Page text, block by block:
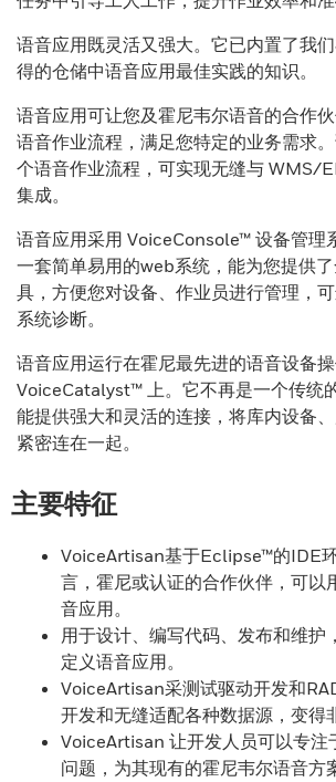
语音应用既灵活又强大。它已内置了我
得的仓储中语音应用最佳实践的知识。
语音应用可让您及霍尼韦尔语音的合作
语音作业流程，满足您特定的业务需求
个语音作业流程，可实现无缝与 WMS/
集成。
语音应用采用 VoiceConsole™ 设备管理
一套简单易用的web系统，能为您提供
具，方便您对设备、作业员进行管理，
系统诊断。
语音应用运行在霍尼最先进的语音设备
VoiceCatalyst™ 上。它不再是一个传统
能提供强大和灵活的连接，将库内设备
紧密连在一起。
主要特征
VoiceArtisan基于Eclipse™的IDE
言，霍尼或认证的合作伙伴，可以
音应用。
用于设计、编写代码、发布和维护
定义语音应用。
VoiceArtisan采测试驱动开发和
开发和无缝适配各种数据源，变得
VoiceArtisan 让开发人员可以专注
问题，为其现有的霍尼韦尔语音方